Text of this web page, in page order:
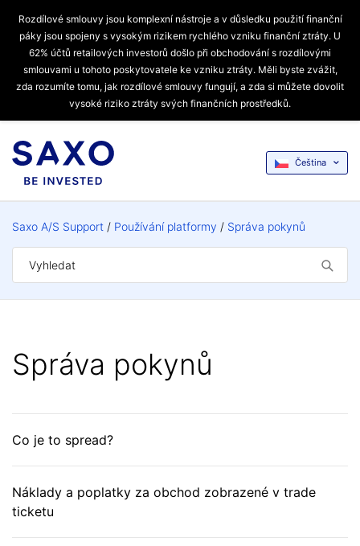
Rozdílové smlouvy jsou komplexní nástroje a v důsledku použití finanční
páky jsou spojeny s vysokým rizikem rychlého vzniku finanční ztráty. U
62% účtů retailových investorů došlo při obchodování s rozdílovými
smlouvami u tohoto poskytovatele ke vzniku ztráty. Měli byste zvážit,
zda rozumíte tomu, jak rozdílové smlouvy fungují, a zda si můžete dovolit
vysoké riziko ztráty svých finančních prostředků.
Čeština
Saxo A/S Support Používání platformy Správa pokynů
Správa pokynů
Co je to spread?
Náklady a poplatky za obchod zobrazené v trade
ticketu